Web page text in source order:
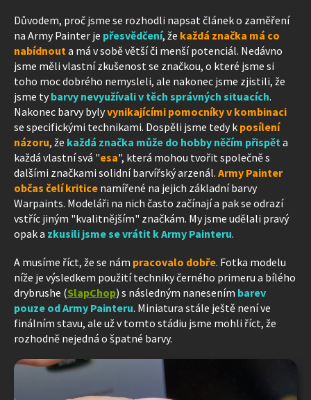
Důvodem, proč jsme se rozhodli napsat článek o zaměření
na Army Painter je přesvědčení, že každá značka má co
nabídnouta má v sobě větší či menší potenciál. Nedávno
jsme měli vlastní zkušenost se značkou, o které jsme si
toho moc dobrého nemysleli, ale nakonec jsme zjistili, že
jsme ty barvy nevyužívali v těch správných situacích.
Nakonec barvy bylyvynikajícími pomocníky v kombinaci
se specifickými technikami. Dospěli jsme tedy k posílení
názoru, že každá značka může do hobby něčím přispět a
každá vlastní svá "esa", která mohou tvořit společně s
dalšími značkami solidní barvířský arzenál. Army Painter
občas čelí kritice namířené na jejich základní barvy
Warpaints. Modeláři na nich často začínají a pak se odrazí
vstříc jiným "kvalitnějším" značkám. My jsme udělali pravý
opak a zkusili jsme se vrátit k Army Painteru.
A musíme říct, že se nám pracovalo dobře. Fotka modelu
níže je výsledkem použití techniky černého primeru a bílého
drybrushe (SlapChop) s následným nanesením barev
pouze od Army Painteru. Miniatura stále ještě není ve
finálním stavu, ale už v tomto stádiu jsme mohli říct, že
rozhodně nejedná o špatné barvy.